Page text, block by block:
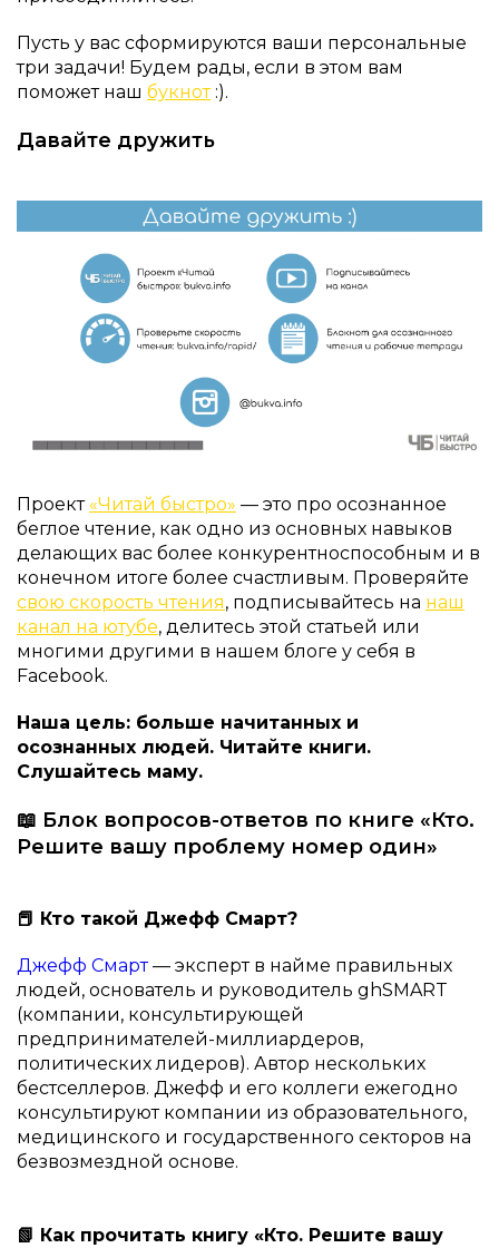
Пусть у вас сформируются ваши персональные
три задачи! Будем рады, если в этом вам
поможет наш букнот:).
Давайте дружить
Проект «Читай быстро» — это про осознанное
беглое чтение, как одно из основных навыков
делающих вас более конкурентноспособным и в
конечном итоге более счастливым. Проверяйте
свою скорость чтения, подписывайтесь на наш
канал на ютубе, делитесь этой статьей или
многими другими в нашем блоге у себя в
Facebook.
Наша цель: больше начитанных и
осознанных людей. Читайте книги.
Слушайтесь маму.
📖 Блок вопросов-ответов по книге «Кто.
Решите вашу проблему номер один»
📕 Кто такой Джефф Смарт?
Джефф Смарт— эксперт в найме правильных
людей, основатель и руководитель ghSMART
(компании, консультирующей
предпринимателей-миллиардеров,
политических лидеров). Автор нескольких
бестселлеров. Джефф и его коллеги ежегодно
консультируют компании из образовательного,
медицинского и государственного секторов на
безвозмездной основе.
📗 Как прочитать книгу «Кто. Решите вашу